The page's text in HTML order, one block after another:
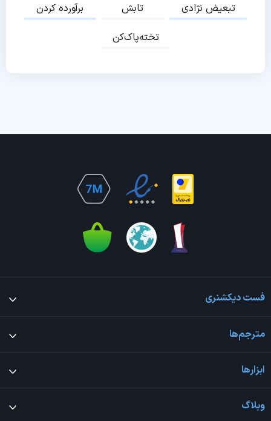
برآورده کردن
تابش
تبعیض نژادی
تخته‌پاک‌کن
فست دیکشنری
مترجم‌ها
ابزارها
وبلاگ